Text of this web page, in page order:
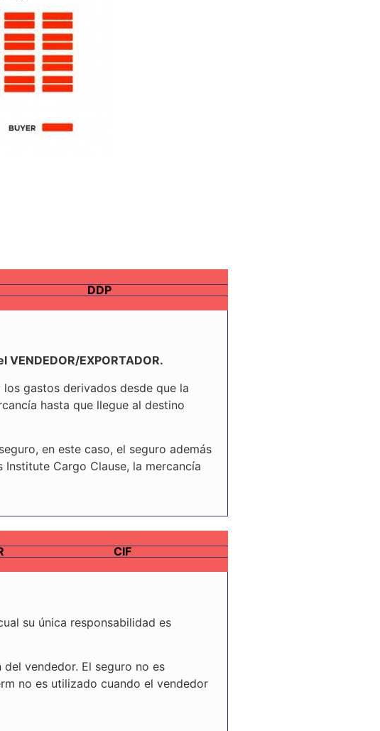
DDP
EXPORTADOR.
los gastos derivados desde que la
hasta que llegue al destino
en este caso, el seguro además
Cargo Clause, la mercancía
CIF
su única responsabilidad es
del vendedor. El seguro no es
no es utilizado cuando el vendedor